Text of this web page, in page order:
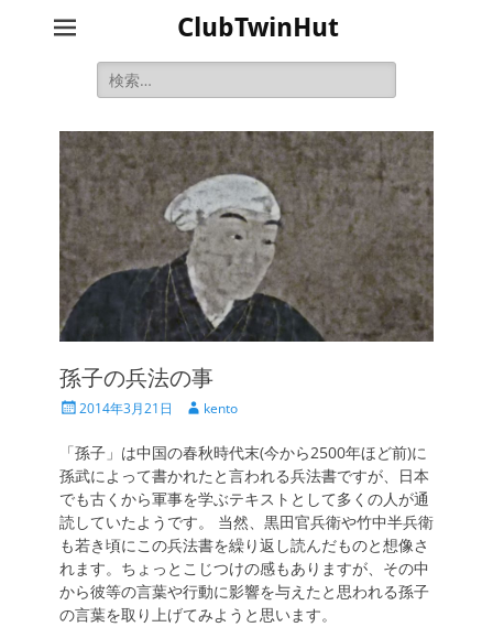
ClubTwinHut
検
索:
孫子の兵法の事
投
日
2014年3月21日
投
者
kento
「孫子」は中国の春秋時代末(今から2500年ほど前)に
孫武によって書かれたと言われる兵法書ですが、日本
でも古くから軍事を学ぶテキストとして多くの人が通
読していたようです。 当然、黒田官兵衛や竹中半兵衛
も若き頃にこの兵法書を繰り返し読んだものと想像さ
れます。ちょっとこじつけの感もありますが、その中
から彼等の言葉や行動に影響を与えたと思われる孫子
の言葉を取り上げてみようと思います。